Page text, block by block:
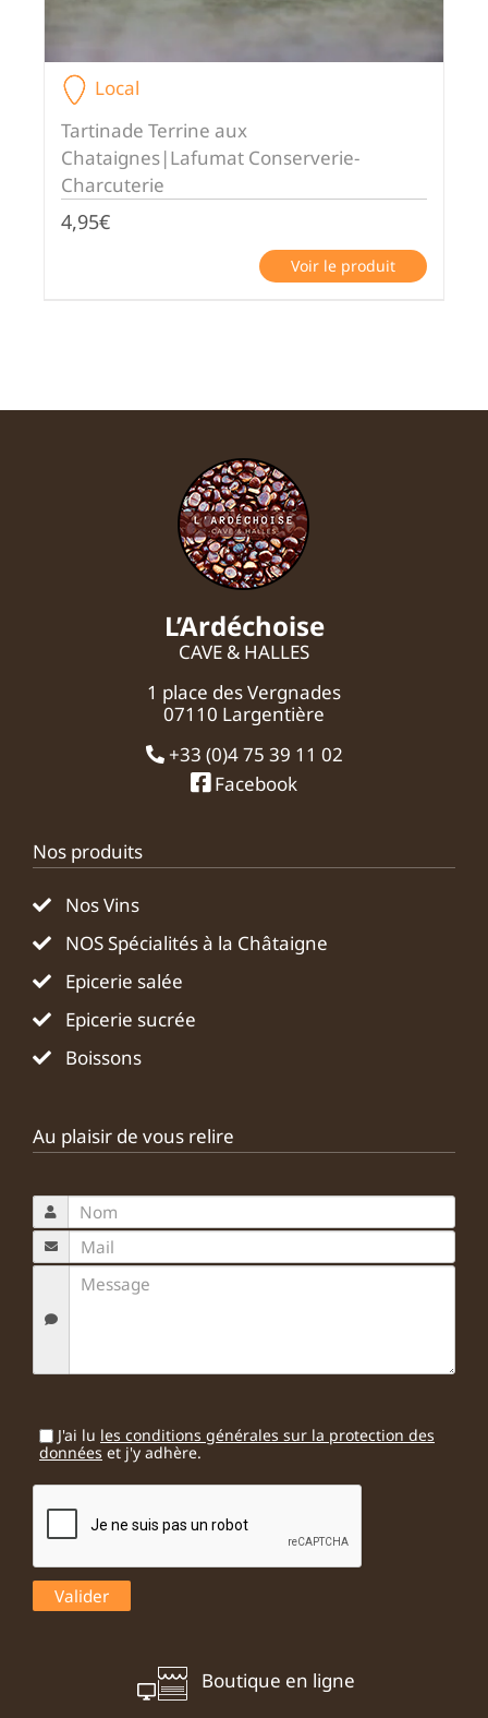
Local
Tartinade Terrine aux
Chataignes|Lafumat Conserverie-
Charcuterie
4,95€
Voir le produit
L’Ardéchoise
CAVE & HALLES
1 place des Vergnades
07110 Largentière
+33 (0)4 75 39 11 02
Facebook
Nos produits
Nos Vins
NOS Spécialités à la Châtaigne
Epicerie salée
Epicerie sucrée
Boissons
Au plaisir de vous relire
J'ai lu les conditions générales sur la protection des
données et j'y adhère.
Boutique en ligne